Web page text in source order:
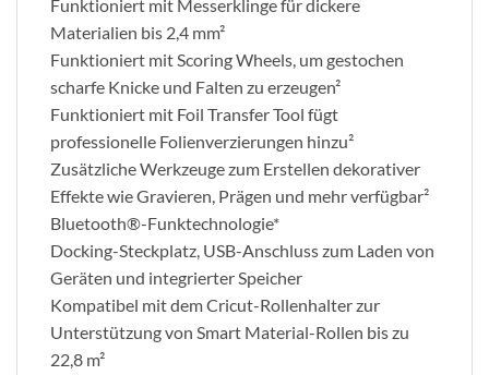
Funktioniert mit Messerklinge für dickere
Materialien bis 2,4 mm²
Funktioniert mit Scoring Wheels, um gestochen
scharfe Knicke und Falten zu erzeugen²
Funktioniert mit Foil Transfer Tool fügt
professionelle Folienverzierungen hinzu²
Zusätzliche Werkzeuge zum Erstellen dekorativer
Effekte wie Gravieren, Prägen und mehr verfügbar²
Bluetooth®-Funktechnologie*
Docking-Steckplatz, USB-Anschluss zum Laden von
Geräten und integrierter Speicher
Kompatibel mit dem Cricut-Rollenhalter zur
Unterstützung von Smart Material-Rollen bis zu
22,8 m²